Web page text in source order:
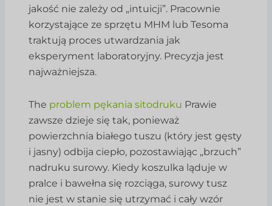
jakość nie zależy od „intuicji”. Pracownie
korzystające ze sprzętu MHM lub Tesoma
traktują proces utwardzania jak
eksperyment laboratoryjny. Precyzja jest
najważniejsza.
The problem pękania sitodruku Prawie
zawsze dzieje się tak, ponieważ
powierzchnia białego tuszu (który jest gęsty
i jasny) odbija ciepło, pozostawiając „brzuch”
nadruku surowy. Kiedy koszulka ląduje w
pralce i bawełna się rozciąga, surowy tusz
nie jest w stanie się utrzymać i cały wzór